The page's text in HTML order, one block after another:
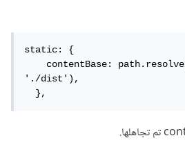
static: {
    contentBase: path.resolve(__dirname,
'./dist'),
  },